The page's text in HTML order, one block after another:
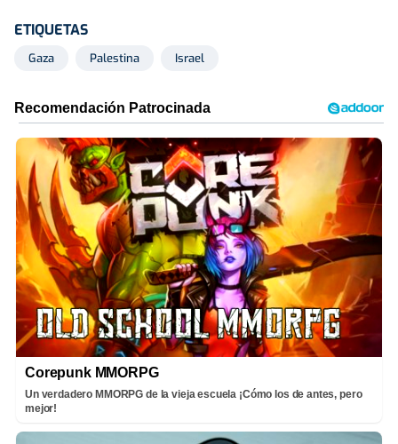
ETIQUETAS
Gaza Palestina Israel
Corepunk MMORPG
Un verdadero MMORPG de la vieja escuela ¡Cómo los de antes, pero
mejor!